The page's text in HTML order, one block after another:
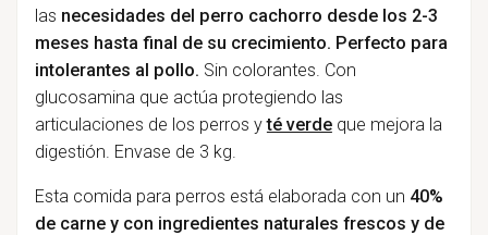
las necesidades del perro cachorro desde los 2-3
meses hasta final de su crecimiento. Perfecto para
intolerantes al pollo. Sin colorantes. Con
glucosamina que actúa protegiendo las
articulaciones de los perros yté verdeque mejora la
digestión. Envase de 3 kg.
Esta comida para perros está elaborada con un 40%
de carne y con ingredientes naturales frescos y de